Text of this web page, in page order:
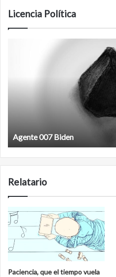
Licencia Política
Relatario
Paciencia, que el tiempo vuela